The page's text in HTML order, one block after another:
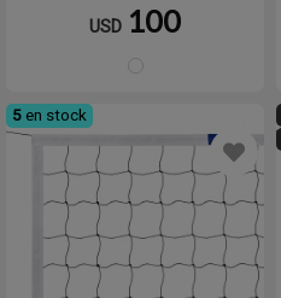
USD 100
5 en stock